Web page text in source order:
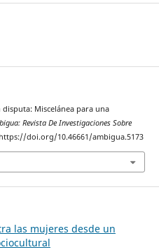
disputa: Miscelánea para una
Revista De Investigaciones Sobre
doi.org/10.46661/ambigua.5173
las mujeres desde un